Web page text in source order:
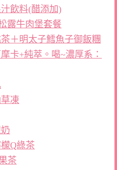
飲料(醋添加)
露牛肉堡套餐
＋明太子鱈魚子御飯糰
卡+純萃。喝~濃厚系：
凍
Q綠茶
茶